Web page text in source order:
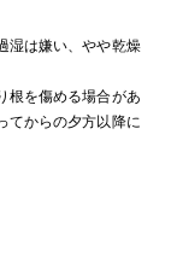
湿は嫌い、やや乾燥
根を傷める場合があ
てからの夕方以降に